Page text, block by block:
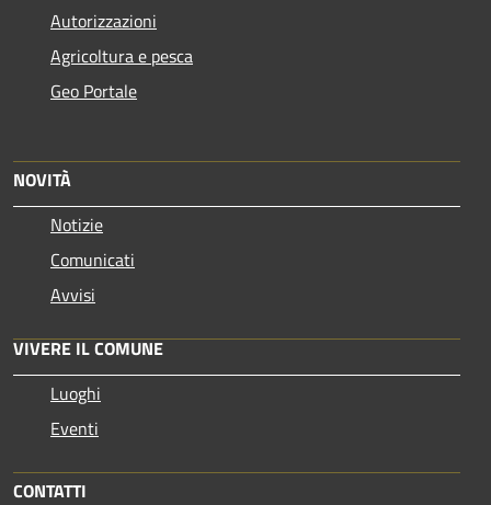
Autorizzazioni
Agricoltura e pesca
Geo Portale
NOVITÀ
Notizie
Comunicati
Avvisi
VIVERE IL COMUNE
Luoghi
Eventi
CONTATTI